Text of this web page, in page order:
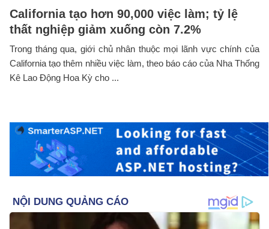
California tạo hơn 90,000 việc làm; tỷ lệ
thất nghiệp giảm xuống còn 7.2%
Trong tháng qua, giới chủ nhân thuộc mọi lãnh vực chính của
California tạo thêm nhiều việc làm, theo báo cáo của Nha Thống
Kê Lao Động Hoa Kỳ cho ...